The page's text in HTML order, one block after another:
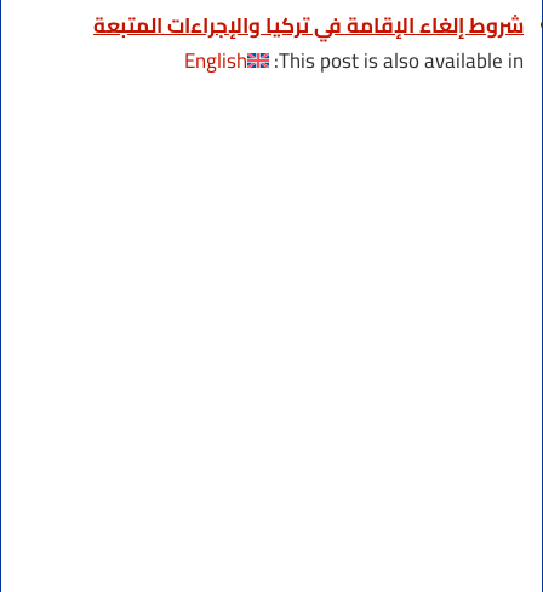
شروط إلغاء الإقامة في تركيا والإجراءات المتبعة
This post is also available in:
English